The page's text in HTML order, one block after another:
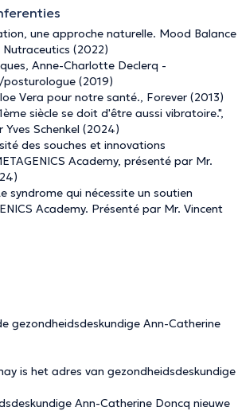
une approche naturelle. Mood Balance
(2022)
Anne-Charlotte Declerq -
posturologue (2019)
Vera pour notre santé., Forever (2013)
siècle se doit d'être aussi vibratoire.",
Schenkel (2024)
des souches et innovations
Academy, présenté par Mr.
syndrome qui nécessite un soutien
Academy. Présenté par Mr. Vincent
gezondheidsdeskundige Ann-Catherine
is het adres van gezondheidsdeskundige
Ann-Catherine Doncq nieuwe